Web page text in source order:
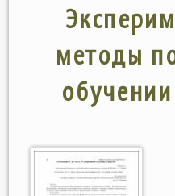
методы